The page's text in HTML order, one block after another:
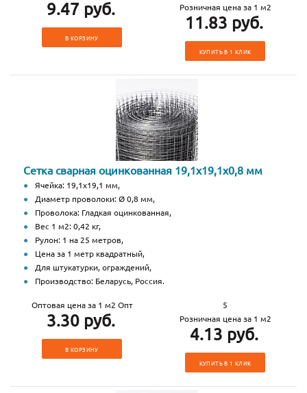
9.47 руб.
В КОРЗИНУ
Розничная цена за 1 м2
11.83 руб.
КУПИТЬ В 1 КЛИК
Сетка сварная оцинкованная 19,1х19,1х0,8 мм
Ячейка: 19,1х19,1 мм,
Диаметр проволоки: Ø 0,8 мм,
Проволока: Гладкая оцинкованная,
Вес 1 м2: 0,42 кг,
Рулон: 1 на 25 метров,
Цена за 1 метр квадратный,
Для штукатурки, ограждений,
Производство: Беларусь, Россия.
Оптовая цена за 1 м2 Опт
3.30 руб.
В КОРЗИНУ
5
Розничная цена за 1 м2
4.13 руб.
КУПИТЬ В 1 КЛИК